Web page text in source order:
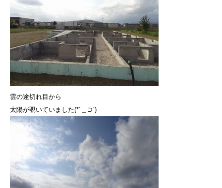
雲の途切れ目から
太陽が覗いていました(*´＿⊃`)